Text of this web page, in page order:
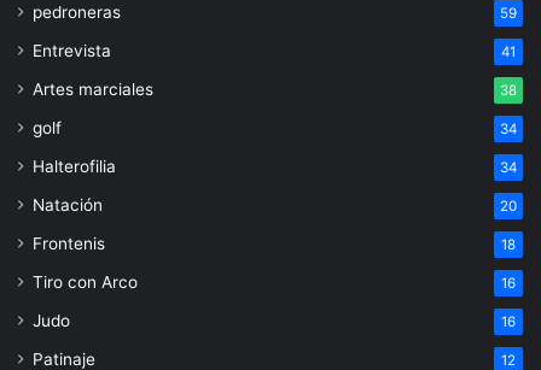
pedroneras 59
Entrevista 41
Artes marciales 38
golf 34
Halterofilia 34
Natación 20
Frontenis 18
Tiro con Arco 16
Judo 16
Patinaje 12